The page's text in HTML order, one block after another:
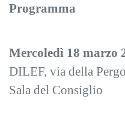
Programma
Mercoledì 18 marzo
DILEF, via della
Sala del Consiglio